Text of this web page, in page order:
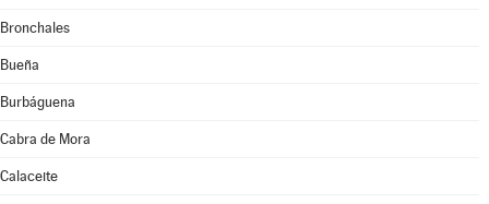
Bronchales
Bueña
Burbáguena
Cabra de Mora
Calaceite